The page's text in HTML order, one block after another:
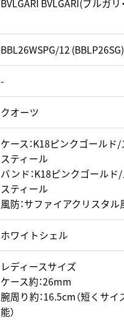
BVLGARI BVLGARI(ブルガリ
BBL26WSPG/12 (BBLP26SG)
-
クオーツ
ケース：K18ピンクゴールド
スティール
バンド：K18ピンクゴールド
スティール
風防：サファイアクリスタル
ホワイトシェル
レディースサイズ
ケース約：26mm
腕周り約：16.5cm（短くサ
能）